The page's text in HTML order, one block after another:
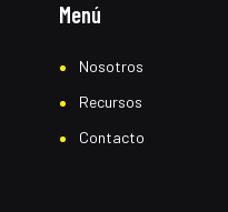
Menú
Nosotros
Recursos
Contacto